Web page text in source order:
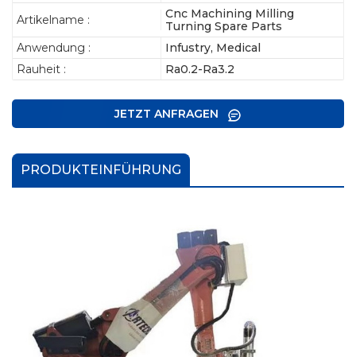
Artikelname :
Cnc Machining Milling
Turning Spare Parts
Anwendung :
Infustry, Medical
Rauheit :
Ra0.2-Ra3.2
JETZT ANFRAGEN
PRODUKTEINFÜHRUNG